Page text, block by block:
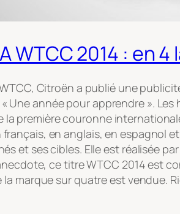
WTCC 2014 : en 4
Citroën a publié une
Une année pour apprendre ».
la première couronne
en anglais, en espagnol
et ses cibles. Elle estréalisée
ce titre WTCC 2014 est
marque sur quatre est vendue.